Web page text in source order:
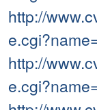
http://
http://